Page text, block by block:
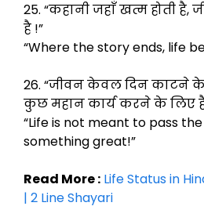
25. “कहानी जहाँ खत्म होती है,
है !”
“Where the story ends, life
26. “जीवन केवल दिन काटने
कुछ महान कार्य करने के लिए
“Life is not meant to pass
something great!”
Read More : Life Status in
| 2 Line Shayari